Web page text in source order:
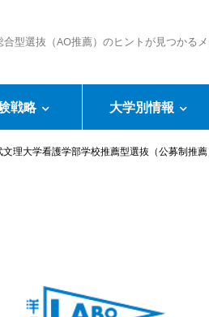
合型選抜（AO推薦）のヒントが見つかる
戦略 大学別情報
文理大学看護学部学校推薦型選抜（公募制推薦